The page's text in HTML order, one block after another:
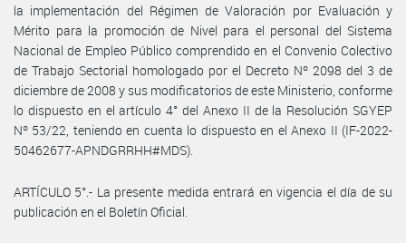
la implementación del Régimen de Valoración por Evaluación y
Mérito para la promoción de Nivel para el personal del Sistema
Nacional de Empleo Público comprendido en el Convenio Colectivo
de Trabajo Sectorial homologado por el Decreto Nº 2098 del 3 de
diciembre de 2008 y sus modificatorios de este Ministerio, conforme
lo dispuesto en el artículo 4° del Anexo II de la Resolución SGYEP
Nº 53/22, teniendo en cuenta lo dispuesto en el Anexo II (IF-2022-
50462677-APNDGRRHH#MDS).
ARTÍCULO 5°.- La presente medida entrará en vigencia el día de su
publicación en el Boletín Oficial.